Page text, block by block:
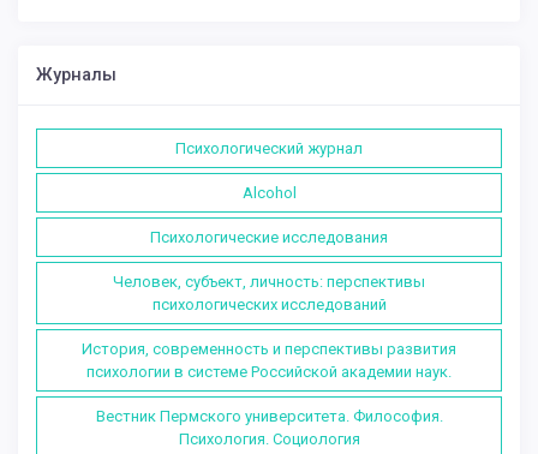
Журналы
Психологический журнал
Alcohol
Психологические исследования
Человек, субъект, личность: перспективы
психологических исследований
История, современность и перспективы развития
психологии в системе Российской академии наук.
Вестник Пермского университета. Философия.
Психология. Социология